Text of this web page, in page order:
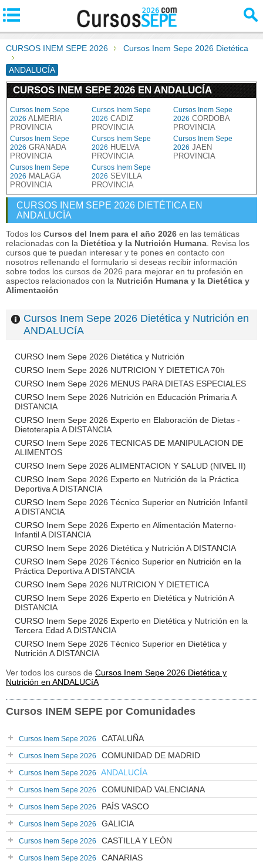
CURSOS INEM SEPE 2026 Cursos Inem Sepe 2026 Dietética
ANDALUCÍA
CURSOS INEM SEPE 2026 EN ANDALUCÍA
Cursos Inem Sepe
2026 ALMERIA
PROVINCIA
Cursos Inem Sepe
2026 CADIZ
PROVINCIA
Cursos Inem Sepe
2026 CORDOBA
PROVINCIA
Cursos Inem Sepe
2026 GRANADA
PROVINCIA
Cursos Inem Sepe
2026 HUELVA
PROVINCIA
Cursos Inem Sepe
2026 JAEN
PROVINCIA
Cursos Inem Sepe
2026 MALAGA
PROVINCIA
Cursos Inem Sepe
2026 SEVILLA
PROVINCIA
CURSOS INEM SEPE 2026 DIETÉTICA EN
ANDALUCÍA
Todos los Cursos del Inem para el año 2026 en las temáticas
relacionadas con la Dietética y la Nutrición Humana . Revisa los
cursos que te puedan interesar y te pones en contacto con
nosotros rellenando el formulario si deseas recibir información
sobre todos los cursos de 2026 para mejorar en tu profesión en
aspectos relacionados con la Nutrición Humana y la Dietética y
Alimentación
Cursos Inem Sepe 2026 Dietética y Nutrición en
ANDALUCíA
CURSO Inem Sepe 2026 Dietética y Nutrición
CURSO Inem Sepe 2026 NUTRICION Y DIETETICA 70h
CURSO Inem Sepe 2026 MENUS PARA DIETAS ESPECIALES
CURSO Inem Sepe 2026 Nutrición en Educación Primaria A
DISTANCIA
CURSO Inem Sepe 2026 Experto en Elaboración de Dietas -
Dietoterapia A DISTANCIA
CURSO Inem Sepe 2026 TECNICAS DE MANIPULACION DE
ALIMENTOS
CURSO Inem Sepe 2026 ALIMENTACION Y SALUD (NIVEL II)
CURSO Inem Sepe 2026 Experto en Nutrición de la Práctica
Deportiva A DISTANCIA
CURSO Inem Sepe 2026 Técnico Superior en Nutrición Infantil
A DISTANCIA
CURSO Inem Sepe 2026 Experto en Alimentación Materno-
Infantil A DISTANCIA
CURSO Inem Sepe 2026 Dietética y Nutrición A DISTANCIA
CURSO Inem Sepe 2026 Técnico Superior en Nutrición en la
Práctica Deportiva A DISTANCIA
CURSO Inem Sepe 2026 NUTRICION Y DIETETICA
CURSO Inem Sepe 2026 Experto en Dietética y Nutrición A
DISTANCIA
CURSO Inem Sepe 2026 Experto en Dietética y Nutrición en la
Tercera Edad A DISTANCIA
CURSO Inem Sepe 2026 Técnico Superior en Dietética y
Nutrición A DISTANCIA
Ver todos los cursos de Cursos Inem Sepe 2026 Dietética y
Nutrición en ANDALUCíA
Cursos INEM SEPE por Comunidades
Cursos Inem Sepe 2026 CATALUÑA
Cursos Inem Sepe 2026 COMUNIDAD DE MADRID
Cursos Inem Sepe 2026 ANDALUCÍA
Cursos Inem Sepe 2026 COMUNIDAD VALENCIANA
Cursos Inem Sepe 2026 PAÍS VASCO
Cursos Inem Sepe 2026 GALICIA
Cursos Inem Sepe 2026 CASTILLA Y LEÓN
Cursos Inem Sepe 2026 CANARIAS